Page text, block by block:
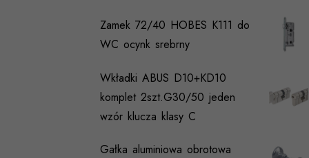
Zamek 72/40 HOBES K111 do
WC ocynk srebrny
Wkładki ABUS D10+KD10
komplet 2szt.G30/50 jeden
wzór klucza klasy C
Gałka aluminiowa obrotowa